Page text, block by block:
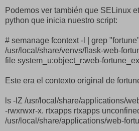
Podemos ver también que SELinux
python que inicia nuestro script:
# semanage fcontext -l | grep "fortune"
/usr/local/share/venvs/flask-web-
file system_u:object_r:web-
Este era el contexto original de
ls -lZ /usr/local/share/applications/
-rwxrwxr-x. rtxapps rtxapps
/usr/local/share/applications/web-